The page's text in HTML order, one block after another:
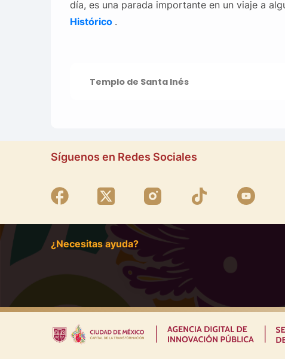
día, es una parada importante en un viaje a
Histórico .
Templo de Santa Inés
Síguenos en Redes Sociales
¿Necesitas ayuda?